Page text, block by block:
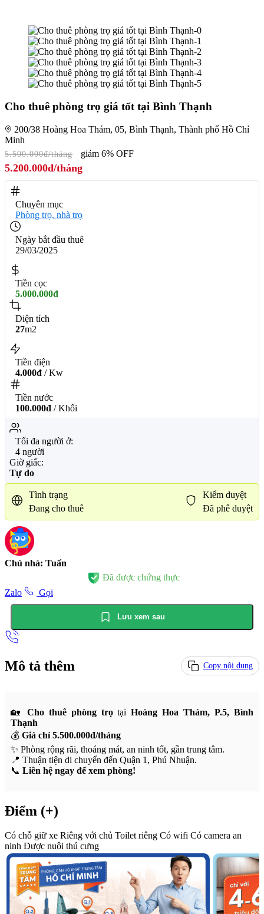
Cho thuê phòng trọ giá tốt tại Bình Thạnh
200/38 Hoàng Hoa Thám, 05, Bình Thạnh, Thành phố Hồ Chí
Minh
5.500.000đ/tháng giảm 6% OFF
5.200.000đ/tháng
Chuyên mục
Phòng trọ, nhà trọ
Ngày bắt đầu thuê
29/03/2025
Tiền cọc
5.000.000đ
Diện tích
27m2
Tiền điện
4.000đ / Kw
Tiền nước
100.000đ / Khối
Tối đa người ở:
4 người
Giờ giấc:
Tự do
Tình trạng
Đang cho thuê
Kiểm duyệt
Đã phê duyệt
Chủ nhà: Tuấn
Đã được chứng thực
Zalo
Gọi
Lưu xem sau
Mô tả thêm Copy nội dung
🏡 Cho thuê phòng trọtạiHoàng Hoa Thám, P.5, Bình
Thạnh
💰 Giá chỉ 5.500.000đ/tháng
✨ Phòng rộng rãi, thoáng mát, an ninh tốt, gần trung tâm.
📍 Thuận tiện di chuyển đến Quận 1, Phú Nhuận.
📞 Liên hệ ngay để xem phòng!
Điểm (+)
Có chỗ giữ xe Riêng với chủ Toilet riêng Có wifi Có camera an
ninh Được nuôi thú cưng